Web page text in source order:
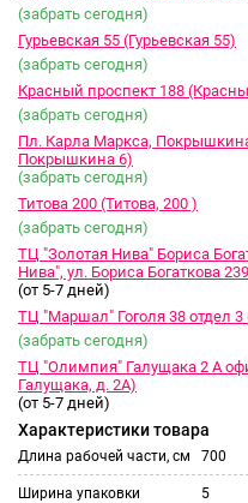
(забрать сегодня)
Гурьевская 55 (Гурьевская 55)
(забрать сегодня)
Красный проспект 188
(забрать сегодня)
Пл. Карла Маркса,
Покрышкина 6)
(забрать сегодня)
Титова 200 (Титова, 200 )
(забрать сегодня)
ТЦ "Золотая Нива" Бориса
Нива", ул. Бориса Богаткова
(от 5-7 дней)
ТЦ "Маршал" Гоголя 38 отдел
(забрать сегодня)
ТЦ "Олимпия" Галущака 2 А
Галущака, д. 2А)
(от 5-7 дней)
Характеристики товара
Длина рабочей части, см 700
Ширина упаковки 5